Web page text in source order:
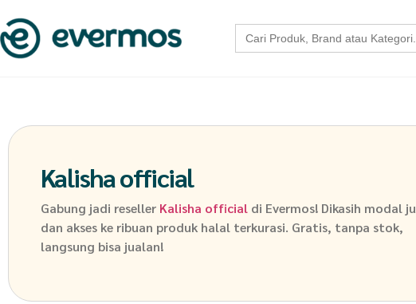
Search
for:
Kalisha official
Gabung jadi reseller Kalisha official di Evermos! Dikasih modal
dan akses ke ribuan produk halal terkurasi. Gratis, tanpa stok,
langsung bisa jualan!